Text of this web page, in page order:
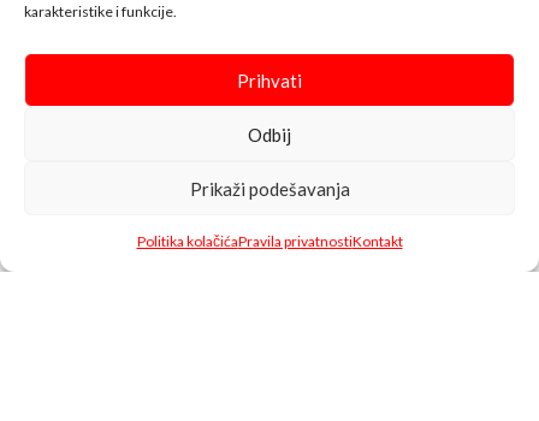
karakteristike i funkcije.
Prihvati
Odbij
Prikaži podešavanja
Politika kolačićaPravila privatnostiKontakt
Belamionix spada u red
koji posluju na našem tržištu.
Moj račun